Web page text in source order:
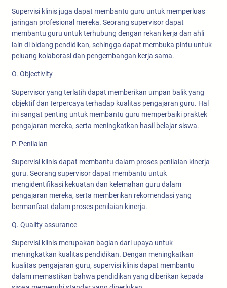
Supervisi klinis juga dapat membantu guru untuk memperluas
jaringan profesional mereka. Seorang supervisor dapat
membantu guru untuk terhubung dengan rekan kerja dan ahli
lain di bidang pendidikan, sehingga dapat membuka pintu untuk
peluang kolaborasi dan pengembangan kerja sama.
O. Objectivity
Supervisor yang terlatih dapat memberikan umpan balik yang
objektif dan terpercaya terhadap kualitas pengajaran guru. Hal
ini sangat penting untuk membantu guru memperbaiki praktek
pengajaran mereka, serta meningkatkan hasil belajar siswa.
P. Penilaian
Supervisi klinis dapat membantu dalam proses penilaian kinerja
guru. Seorang supervisor dapat membantu untuk
mengidentifikasi kekuatan dan kelemahan guru dalam
pengajaran mereka, serta memberikan rekomendasi yang
bermanfaat dalam proses penilaian kinerja.
Q. Quality assurance
Supervisi klinis merupakan bagian dari upaya untuk
meningkatkan kualitas pendidikan. Dengan meningkatkan
kualitas pengajaran guru, supervisi klinis dapat membantu
dalam memastikan bahwa pendidikan yang diberikan kepada